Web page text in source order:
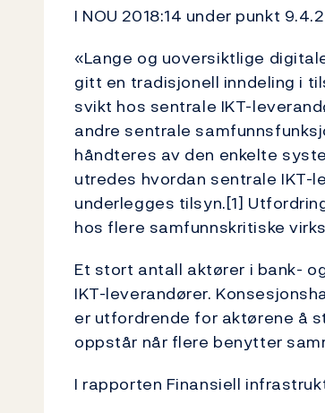
I NOU 2018:14 under punkt
«Lange og uoversiktlige
gitt en tradisjonell inndeling i
svikt hos sentrale IKT-
andre sentrale
håndteres av den enkelte
utredes hvordan sentrale
underlegges tilsyn.[1]
hos flere samfunnskritiske
Et stort antall aktører i bank-
IKT-leverandører.
er utfordrende for aktørene å
oppstår når flere benytter
I rapporten Finansiell